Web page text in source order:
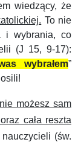
wiedzący, że
To nie
i wybrania, co
(J 15, 9-17):
wybrałem”
nie możesz sam
cała reszta
nauczycieli (św.